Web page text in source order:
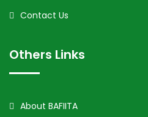
Contact Us
Others Links
About BAFIITA